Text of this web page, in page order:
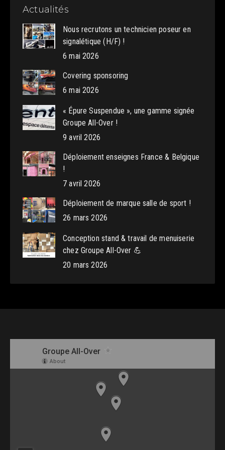
Actualités
Nous recrutons un technicien poseur en
signalétique (H/F) !
6 mai 2026
Covering sponsoring
6 mai 2026
« Épure Suspendue », une gamme signée
Groupe All-Over !
9 avril 2026
Déploiement enseignes France & Belgique
!
7 avril 2026
Déploiement de marque salle de sport !
26 mars 2026
Conception stand & travail de menuiserie
chez Groupe All-Over 💪
20 mars 2026